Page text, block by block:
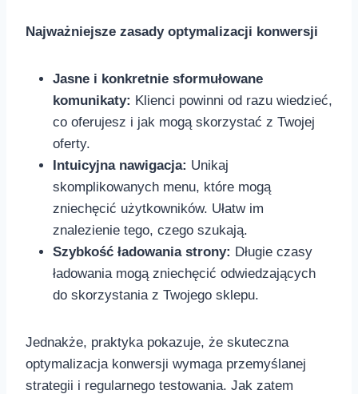
Najważniejsze zasady optymalizacji konwersji
Jasne i konkretnie sformułowane
komunikaty: Klienci powinni od razu wiedzieć,
co oferujesz i jak mogą skorzystać z Twojej
oferty.
Intuicyjna nawigacja: Unikaj ​
skomplikowanych menu, które mogą
zniechęcić użytkowników. Ułatw im
znalezienie tego, czego szukają.
Szybkość ładowania strony: Długie czasy
ładowania ⁣mogą zniechęcić odwiedzających
do skorzystania z Twojego sklepu.
Jednakże, ⁤praktyka ⁣pokazuje, że skuteczna
optymalizacja konwersji wymaga przemyślanej
strategii i regularnego testowania. Jak zatem